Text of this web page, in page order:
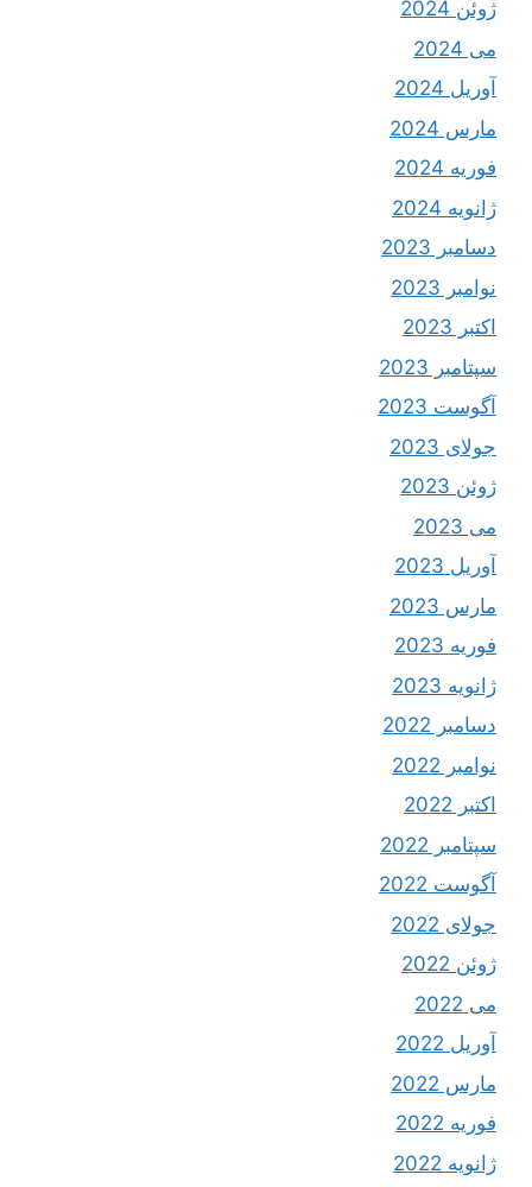
ژوئن 2024
می 2024
آوریل 2024
مارس 2024
فوریه 2024
ژانویه 2024
دسامبر 2023
نوامبر 2023
اکتبر 2023
سپتامبر 2023
آگوست 2023
جولای 2023
ژوئن 2023
می 2023
آوریل 2023
مارس 2023
فوریه 2023
ژانویه 2023
دسامبر 2022
نوامبر 2022
اکتبر 2022
سپتامبر 2022
آگوست 2022
جولای 2022
ژوئن 2022
می 2022
آوریل 2022
مارس 2022
فوریه 2022
ژانویه 2022